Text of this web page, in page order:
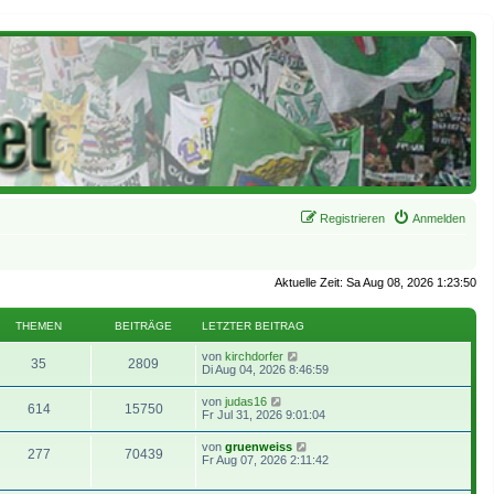
Anmelden
Registrieren
Aktuelle Zeit: Sa Aug 08, 2026 1:23:50
THEMEN BEITRÄGE LETZTER BEITRAG
35 2809 von kirchdorfer
e
s
t
e
r
B
i
Di Aug 04, 2026 8:46:59
614 15750 von judas16
e
s
t
Fr Jul 31, 2026 9:01:04
277 70439 von gruenweiss
e
Fr Aug 07, 2026 2:11:42